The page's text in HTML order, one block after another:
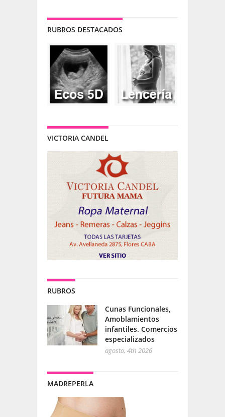
RUBROS DESTACADOS
VICTORIA CANDEL
RUBROS
Cunas Funcionales,
Amoblamientos
infantiles. Comercios
especializados
agosto, 4th 2026
MADREPERLA